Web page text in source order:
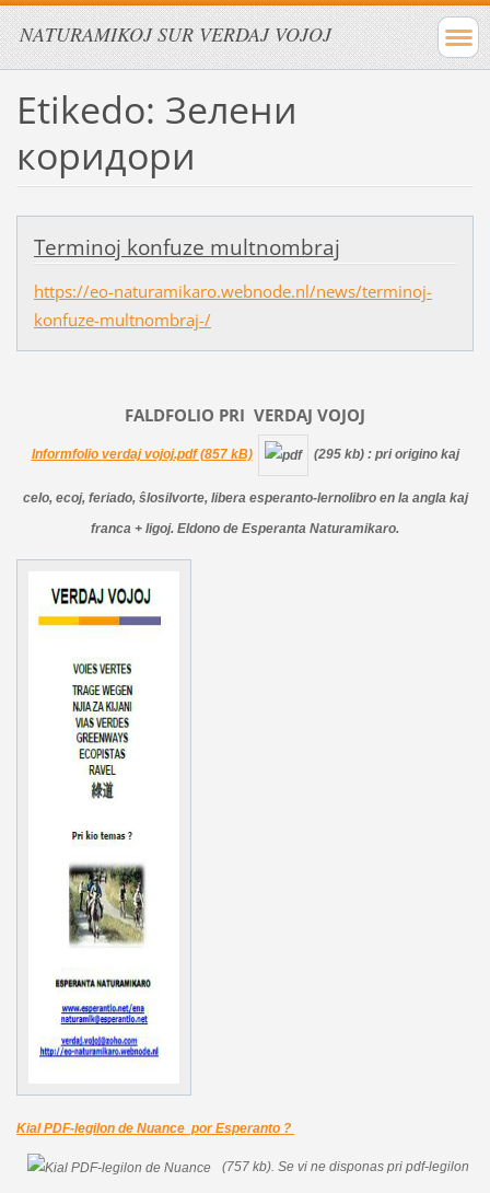
NATURAMIKOJ SUR VERDAJ VOJOJ
Etikedo: Зелени
кoридори
Terminoj konfuze multnombraj
https://eo-naturamikaro.webnode.nl/news/terminoj-
konfuze-multnombraj-/
FALDFOLIO PRI VERDAJ VOJOJ
Informfolio verdaj vojoj.pdf (857 kB) (295 kb) : pri origino kaj
celo, ecoj, feriado, ŝlosilvorte, libera esperanto-lernolibro en la angla kaj
franca + ligoj. Eldono de Esperanta Naturamikaro.
Kial PDF-legilon de Nuance por Esperanto ?
(757 kb). Se vi ne disponas pri pdf-legilon